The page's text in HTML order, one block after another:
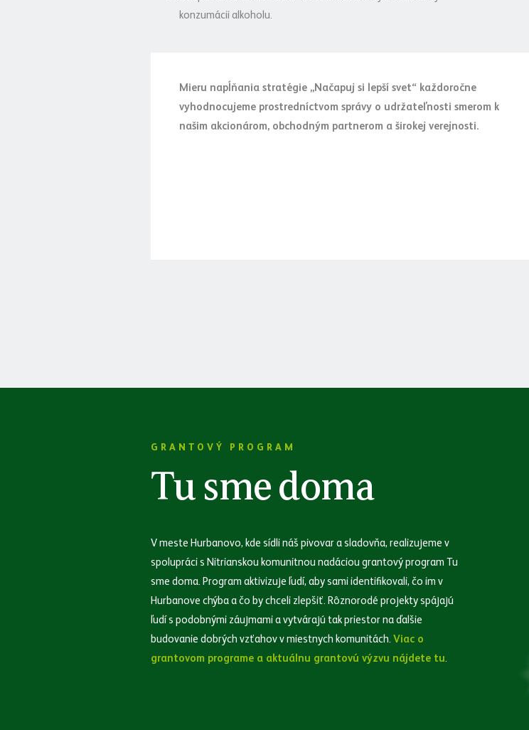
konzumácii alkoholu.
Mieru napĺňania stratégie „Načapuj si lepší svet“ každoročne
vyhodnocujeme prostredníctvom správy o udržateľnosti smerom k
našim akcionárom, obchodným partnerom a širokej verejnosti.
GRANTOVÝ PROGRAM
Tu sme doma
V meste Hurbanovo, kde sídli náš pivovar a sladovňa, realizujeme v
spolupráci s Nitrianskou komunitnou nadáciou grantový program Tu
sme doma. Program aktivizuje ľudí, aby sami identifikovali, čo im v
Hurbanove chýba a čo by chceli zlepšiť. Rôznorodé projekty spájajú
ľudí s podobnými záujmami a vytvárajú tak priestor na ďalšie
budovanie dobrých vzťahov v miestnych komunitách. Viac o
grantovom programe a aktuálnu grantovú výzvu nájdete tu